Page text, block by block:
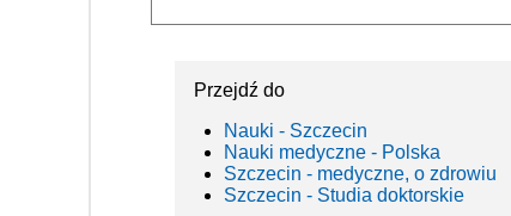
Przejdź do
Nauki - Szczecin
Nauki medyczne - Polska
Szczecin - medyczne, o zdrowiu
Szczecin - Studia doktorskie